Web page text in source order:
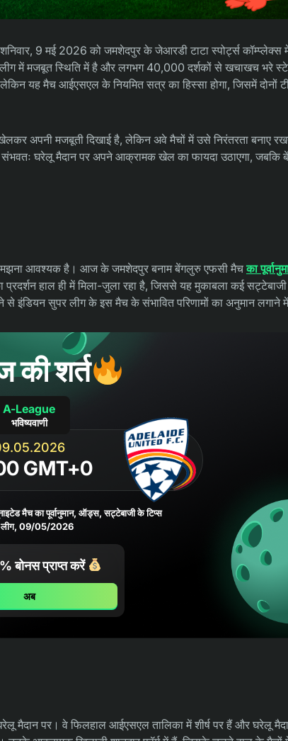
9 मई 2026 को जमशेदपुर के जेआरडी टाटा स्पोर्ट्स कॉम्प्लेक्स
लीग में मजबूत स्थिति में है और लगभग 40,000 दर्शकों से खचाखच भरे
यह मैच आईएसएल के नियमित सत्र का हिस्सा होगा, जिसमें दोनों
अपनी मजबूती दिखाई है, लेकिन अवे मैचों में उसे निरंतरता बनाए
घरेलू मैदान पर अपने आक्रामक खेल का फायदा उठाएगा, जबकि
समझना आवश्यक है। आज के जमशेदपुर बनाम बेंगलुरु एफसी मैचका
प्रदर्शन हाल ही में मिला-जुला रहा है, जिससे यह मुकाबला कई सट्टेबाजी
इंडियन सुपर लीग के इस मैच के संभावित परिणामों का अनुमान लगाने
शर्त
A-League
भविष्यवाणी
GMT+0
मैच का पूर्वानुमान, ऑड्स, सट्टेबाजी के टिप्स
लीग, 09/05/2026
बोनस प्राप्त करें
अब
मैदान पर। वे फिलहाल आईएसएल तालिका में शीर्ष पर हैं और घरेलू